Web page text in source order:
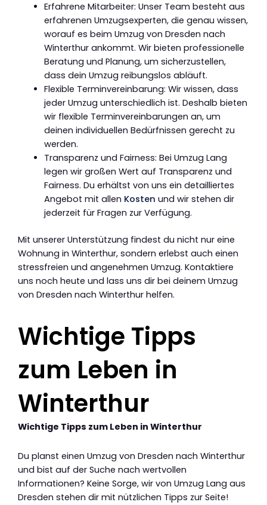
Erfahrene Mitarbeiter: Unser Team besteht aus
erfahrenen Umzugsexperten, die genau wissen,
worauf es beim Umzug von Dresden nach
Winterthur ankommt. Wir bieten professionelle
Beratung und Planung, um sicherzustellen,
dass dein Umzug reibungslos abläuft.
Flexible Terminvereinbarung: Wir wissen, dass
jeder Umzug unterschiedlich ist. Deshalb bieten
wir flexible Terminvereinbarungen an, um
deinen individuellen Bedürfnissen gerecht zu
werden.
Transparenz und Fairness: Bei Umzug Lang
legen wir großen Wert auf Transparenz und
Fairness. Du erhältst von uns ein detailliertes
Angebot mit allen Kosten und wir stehen dir
jederzeit für Fragen zur Verfügung.
Mit unserer Unterstützung findest du nicht nur eine
Wohnung in Winterthur, sondern erlebst auch einen
stressfreien und angenehmen Umzug. Kontaktiere
uns noch heute und lass uns dir bei deinem Umzug
von Dresden nach Winterthur helfen.
Wichtige Tipps
zum Leben in
Winterthur
Wichtige Tipps zum Leben in Winterthur
Du planst einen Umzug von Dresden nach Winterthur
und bist auf der Suche nach wertvollen
Informationen? Keine Sorge, wir von Umzug Lang aus
Dresden stehen dir mit nützlichen Tipps zur Seite!